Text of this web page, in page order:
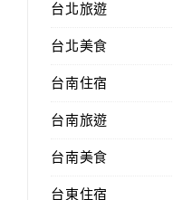
台北旅遊
台北美食
台南住宿
台南旅遊
台南美食
台東住宿